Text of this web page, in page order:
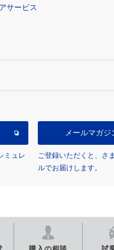
アサービス
ミュレ
メールマガジ
ご登録いただくと、さ
ルでお届けします。